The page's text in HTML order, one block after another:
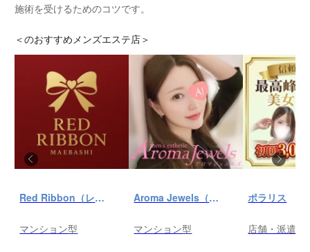
施術を受けるためのコツです。
＜のおすすめメンズエステ店＞
Red Ribbon（レッドリボン）前橋
マンション型
Aroma Jewels（アロマ ジュエルズ）秋葉原ルーム
マンション型
ポラリス
店舗・派遣